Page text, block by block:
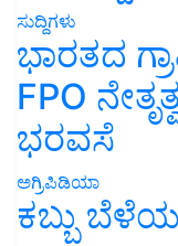
ಸುದ್ದಿಗಳು
ಭಾರತದ
FPO
ಭರವಸೆ
ಅಗ್ರಿಪಿಡಿಯಾ
ಕಬ್ಬು